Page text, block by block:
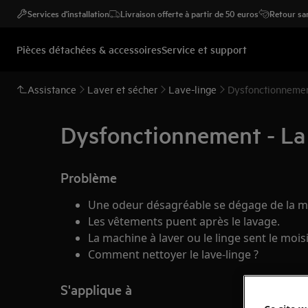
Services d'installation Livraison offerte à partir de 50 euros Retour
Pièces détachées & accessoiresService et support
Assistance Laver et sécher Lave-linge
Dysfonctionnement -
Problème
Une odeur désagréable se dégage de la
Les vêtements puent après le lavage.
La machine à laver ou le linge sent le
Comment nettoyer le lave-linge ?
S'applique à